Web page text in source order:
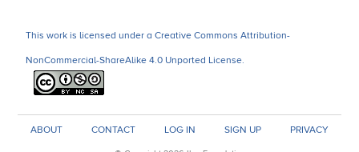
This work is licensed under a Creative Commons Attribution-
NonCommercial-ShareAlike 4.0 Unported License.
ABOUT CONTACT LOG IN SIGN UP PRIVACY